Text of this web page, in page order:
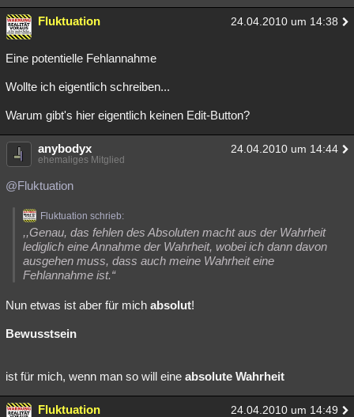
Fluktuation 24.04.2010 um 14:38
Eine potentielle Fehlannahme
Wollte ich eigentlich schreiben...
Warum gibt's hier eigentlich keinen Edit-Button?
anybodyx 24.04.2010 um 14:44
ehemaliges Mitglied
@Fluktuation
Fluktuation schrieb:
,,Genau, das fehlen des Absoluten macht aus der Wahrheit
lediglich eine Annahme der Wahrheit, wobei ich dann davon
ausgehen muss, dass auch meine Wahrheit eine
Fehlannahme ist.“
Nun etwas ist aber für mich absolut!
Bewusstsein
ist für mich, wenn man so will eine absolute Wahrheit
Fluktuation 24.04.2010 um 14:49